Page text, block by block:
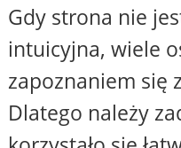
Gdy strona nie
intuicyjna, wiele
zapoznaniem się
Dlatego należy